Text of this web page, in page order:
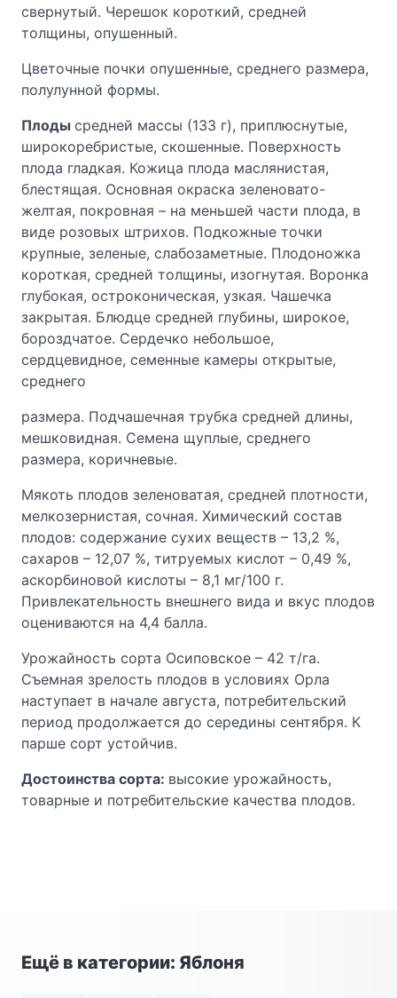
свернутый. Черешок короткий, средней
толщины, опушенный.
Цветочные почки опушенные, среднего размера,
полулунной формы.
Плоды средней массы (133 г), приплюснутые,
широкоребристые, скошенные. Поверхность
плода гладкая. Кожица плода маслянистая,
блестящая. Основная окраска зеленовато-
желтая, покровная – на меньшей части плода, в
виде розовых штрихов. Подкожные точки
крупные, зеленые, слабозаметные. Плодоножка
короткая, средней толщины, изогнутая. Воронка
глубокая, остроконическая, узкая. Чашечка
закрытая. Блюдце средней глубины, широкое,
бороздчатое. Сердечко небольшое,
сердцевидное, семенные камеры открытые,
среднего
размера. Подчашечная трубка средней длины,
мешковидная. Семена щуплые, среднего
размера, коричневые.
Мякоть плодов зеленоватая, средней плотности,
мелкозернистая, сочная. Химический состав
плодов: содержание сухих веществ – 13,2 %,
сахаров – 12,07 %, титруемых кислот – 0,49 %,
аскорбиновой кислоты – 8,1 мг/100 г.
Привлекательность внешнего вида и вкус плодов
оцениваются на 4,4 балла.
Урожайность сорта Осиповское – 42 т/га.
Съемная зрелость плодов в условиях Орла
наступает в начале августа, потребительский
период продолжается до середины сентября. К
парше сорт устойчив.
Достоинства сорта: высокие урожайность,
товарные и потребительские качества плодов.
Ещё в категории: Яблоня